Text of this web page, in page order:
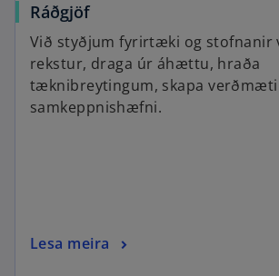
Ráðgjöf
Við styðjum fyrirtæki og stofnanir
rekstur, draga úr áhættu, hraða
tæknibreytingum, skapa verðmæti
samkeppnishæfni.
Lesa meira